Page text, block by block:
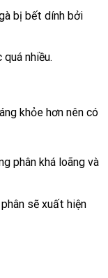
bị bết dính bởi
nhiều.
khỏe hơn nên có
phân khá loãng và
sẽ xuất hiện